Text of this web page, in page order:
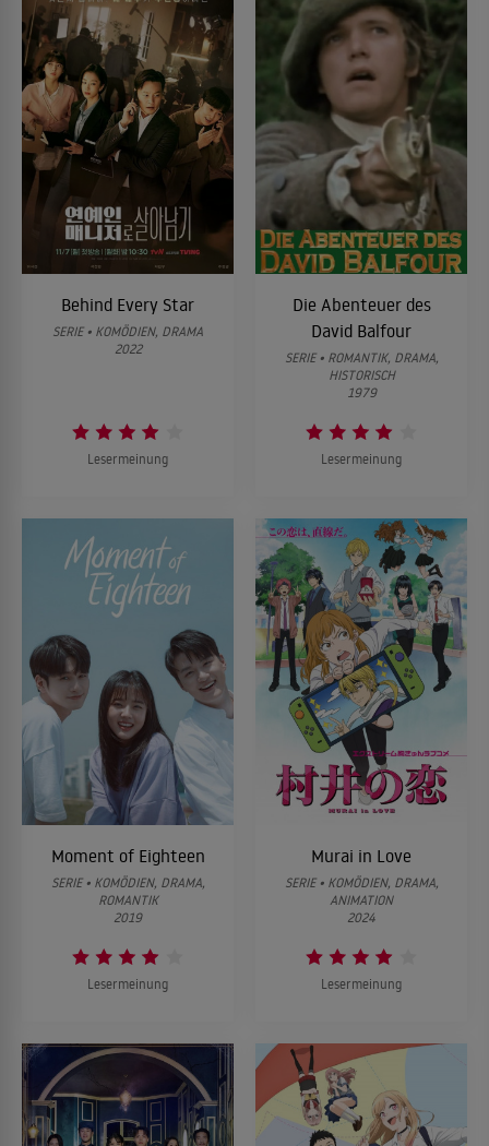
Behind Every Star
SERIE • KOMÖDIEN, DRAMA
2022
Lesermeinung
Die Abenteuer des
David Balfour
SERIE • ROMANTIK, DRAMA,
HISTORISCH
1979
Lesermeinung
Moment of Eighteen
SERIE • KOMÖDIEN, DRAMA,
ROMANTIK
2019
Lesermeinung
Murai in Love
SERIE • KOMÖDIEN, DRAMA,
ANIMATION
2024
Lesermeinung